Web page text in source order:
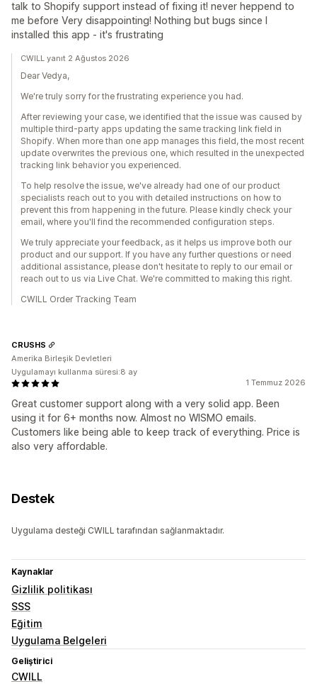
talk to Shopify support instead of fixing it! never heppend to
me before Very disappointing! Nothing but bugs since I
installed this app - it's frustrating
CWILL yanıt 2 Ağustos 2026
Dear Vedya,
We're truly sorry for the frustrating experience you had.
After reviewing your case, we identified that the issue was caused by
multiple third-party apps updating the same tracking link field in
Shopify. When more than one app manages this field, the most recent
update overwrites the previous one, which resulted in the unexpected
tracking link behavior you experienced.
To help resolve the issue, we've already had one of our product
specialists reach out to you with detailed instructions on how to
prevent this from happening in the future. Please kindly check your
email, where you'll find the recommended configuration steps.
We truly appreciate your feedback, as it helps us improve both our
product and our support. If you have any further questions or need
additional assistance, please don't hesitate to reply to our email or
reach out to us via Live Chat. We're committed to making this right.
CWILL Order Tracking Team
1 Temmuz 2026
Great customer support along with a very solid app. Been
using it for 6+ months now. Almost no WISMO emails.
Customers like being able to keep track of everything. Price is
also very affordable.
CRUSHS
Amerika Birleşik Devletleri
Uygulamayı kullanma süresi:8 ay
Destek
Uygulama desteği CWILL tarafından sağlanmaktadır.
Kaynaklar
Gizlilik politikası
SSS
Eğitim
Uygulama Belgeleri
Geliştirici
CWILL